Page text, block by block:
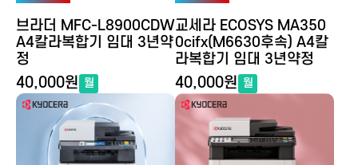
브라더 MFC-L8900CDW
A4칼라복합기 임대 3년약
정
40,000원 월
교세라 ECOSYS MA350
0cifx(M6630후속) A4칼
라복합기 임대 3년약정
40,000원 월